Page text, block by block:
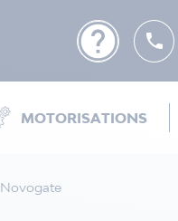
help 
MOTORISATIONS
Novogate